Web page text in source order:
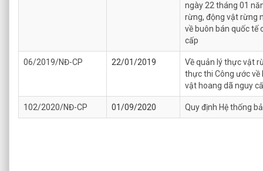
ngày 22 tháng 01
rừng, động vật rừng
về buôn bán quốc tế
cấp
06/2019/NĐ-CP 22/01/2019
Về quản lý thực vật
thực thi Công ước về
vật hoang dã nguy
102/2020/NĐ-CP 01/09/2020 Quy định Hệ thống